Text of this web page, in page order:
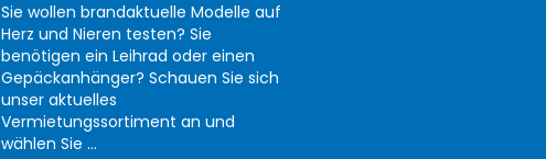
Sie wollen brandaktuelle Modelle auf
Herz und Nieren testen? Sie
benötigen ein Leihrad oder einen
Gepäckanhänger? Schauen Sie sich
unser aktuelles
Vermietungssortiment an und
wählen Sie ...